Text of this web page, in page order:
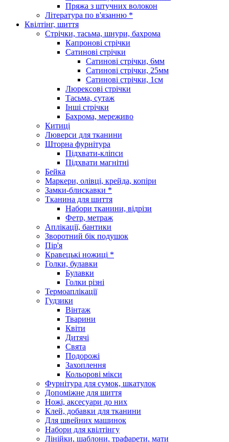
Пряжа з штучних волокон
Література по в'язанню *
Квілтінг, шиття
Стрічки, тасьма, шнури, бахрома
Капронові стрічки
Сатинові стрічки
Сатинові стрічки, 6мм
Сатинові стрічки, 25мм
Сатинові стрічки, 1см
Люрексові стрічки
Тасьма, сутаж
Інші стрічки
Бахрома, мереживо
Китиці
Люверси для тканини
Шторна фурнітура
Підхвати-кліпси
Підхвати магнітні
Бейка
Маркери, олівці, крейда, копіри
Замки-блискавки *
Тканина для шиття
Набори тканини, відрізи
Фетр, метраж
Аплікації, бантики
Зворотний бік подушок
Пір'я
Кравецькі ножиці *
Голки, булавки
Булавки
Голки різні
Термоаплікації
Гудзики
Вінтаж
Тварини
Квіти
Дитячі
Свята
Подорожі
Захоплення
Кольорові мікси
Фурнітура для сумок, шкатулок
Допоміжне для шиття
Ножі, аксесуари до них
Клей, добавки для тканини
Для швейних машинок
Набори для квілтінгу
Лінійки, шаблони, трафарети, мати